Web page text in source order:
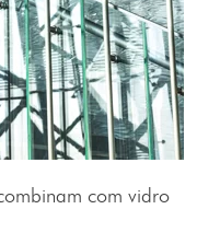
com vidro